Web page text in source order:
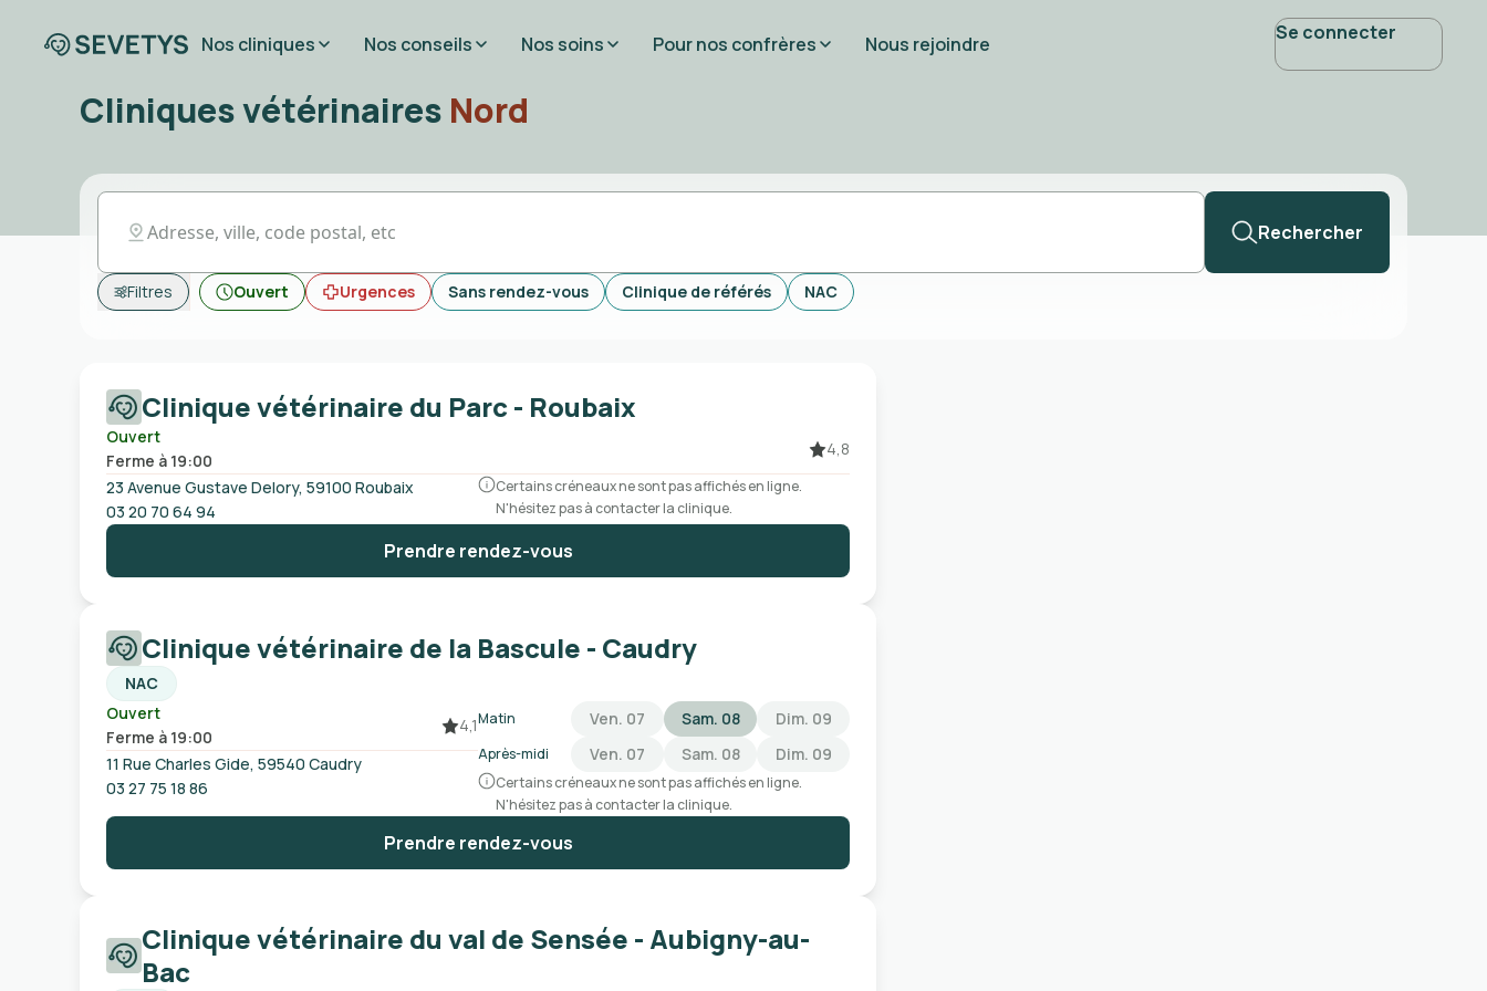
Nos cliniques Nos conseils Nos soins Pour nos confrères Nous rejoindre Se connecter
Cliniques vétérinaires Nord
Rechercher
Filtres Ouvert Urgences Sans rendez-vous Clinique de référés NAC
Clinique vétérinaire du Parc - Roubaix
Ouvert
Ferme à 19:00
4,8
23 Avenue Gustave Delory, 59100 Roubaix
03 20 70 64 94
Certains créneaux ne sont pas affichés en ligne.
N'hésitez pas à contacter la clinique.
Prendre rendez-vous
Clinique vétérinaire de la Bascule - Caudry
NAC
Ouvert
Ferme à 19:00
4,1
11 Rue Charles Gide, 59540 Caudry
03 27 75 18 86
Matin
Après-midi
Ven. 07
Ven. 07
Sam. 08
Sam. 08
Dim. 09
Dim. 09
Certains créneaux ne sont pas affichés en ligne.
N'hésitez pas à contacter la clinique.
Prendre rendez-vous
Clinique vétérinaire du val de Sensée - Aubigny-au-
Bac